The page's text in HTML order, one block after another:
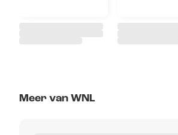
Meer van WNL